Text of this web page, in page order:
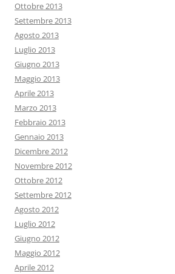
Ottobre 2013
Settembre 2013
Agosto 2013
Luglio 2013
Giugno 2013
Maggio 2013
Aprile 2013
Marzo 2013
Febbraio 2013
Gennaio 2013
Dicembre 2012
Novembre 2012
Ottobre 2012
Settembre 2012
Agosto 2012
Luglio 2012
Giugno 2012
Maggio 2012
Aprile 2012